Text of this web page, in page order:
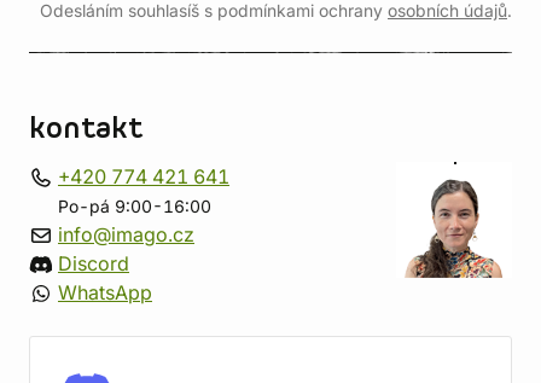
Odesláním souhlasíš s podmínkami ochrany osobních údajů.
kontakt
+420 774 421 641
Po-pá 9:00-16:00
info@imago.cz
Discord
WhatsApp